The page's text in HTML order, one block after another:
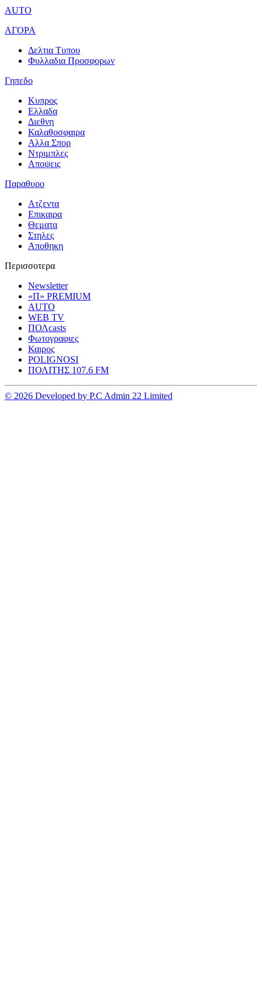
AUTO
ΑΓΟΡΑ
Δελτια Τυπου
Φυλλαδια Προσφορων
Γηπεδο
Κυπρος
Ελλαδα
Διεθνη
Καλαθοσφαιρα
Αλλα Σπορ
Ντριμπλες
Αποψεις
Παραθυρο
Ατζεντα
Επικαιρα
Θεματα
Στηλες
Αποθηκη
Περισσοτερα
Newsletter
«Π» PREMIUM
AUTO
WEB TV
ΠΟΛcasts
Φωτογραφιες
Καιρος
POLIGNOSI
ΠΟΛΙΤΗΣ 107.6 FM
© 2026 Developed by P.C Admin 22 Limited